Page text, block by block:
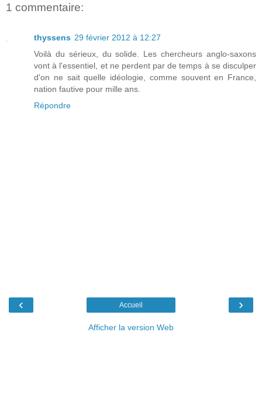
1 commentaire:
thyssens 29 février 2012 à 12:27
Voilà du sérieux, du solide. Les chercheurs anglo-saxons
vont à l'essentiel, et ne perdent par de temps à se disculper
d'on ne sait quelle idéologie, comme souvent en France,
nation fautive pour mille ans.
Répondre
‹ ›
Accueil
Afficher la version Web